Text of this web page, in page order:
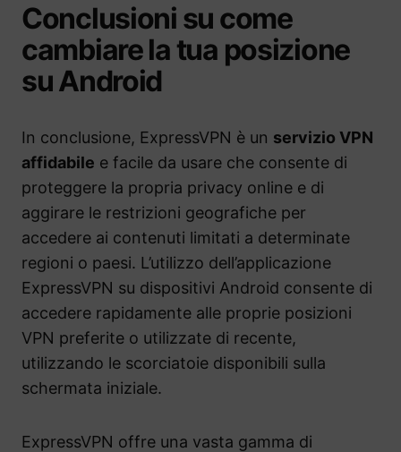
Conclusioni su come
cambiare la tua posizione
su Android
In conclusione, ExpressVPN è un servizio VPN
affidabile e facile da usare che consente di
proteggere la propria privacy online e di
aggirare le restrizioni geografiche per
accedere ai contenuti limitati a determinate
regioni o paesi. L’utilizzo dell’applicazione
ExpressVPN su dispositivi Android consente di
accedere rapidamente alle proprie posizioni
VPN preferite o utilizzate di recente,
utilizzando le scorciatoie disponibili sulla
schermata iniziale.
ExpressVPN offre una vasta gamma di